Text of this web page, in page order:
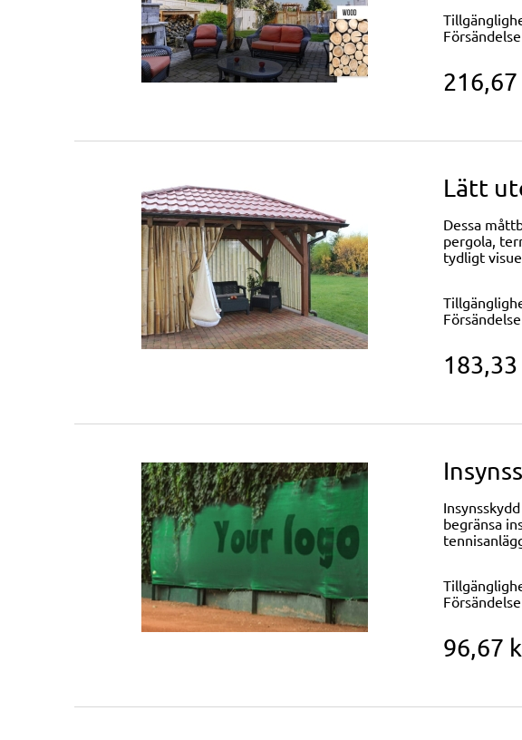
Lätt
Dessa
pergola,
tydligt
begränsa
96,67